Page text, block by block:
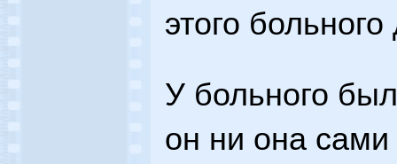
этого
У больного
он ни она